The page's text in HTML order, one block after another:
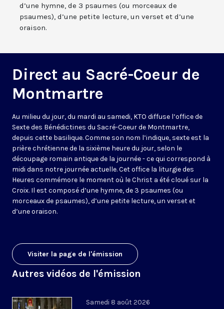
d’une hymne, de 3 psaumes (ou morceaux de
psaumes), d’une petite lecture, un verset et d’une
oraison.
Direct au Sacré-Coeur de
Montmartre
Au milieu du jour, du mardi au samedi, KTO diffuse l’office de
Sexte des Bénédictines du Sacré-Coeur de Montmartre,
depuis cette basilique. Comme son nom l’indique, sexte est la
prière chrétienne de la sixième heure du jour, selon le
découpage romain antique de la journée - ce qui correspond à
midi dans notre journée actuelle. Cet office la liturgie des
Heures commémore le moment où le Christ a été cloué sur la
Croix. Il est composé d’une hymne, de 3 psaumes (ou
morceaux de psaumes), d’une petite lecture, un verset et
d’une oraison.
Visiter la page de l'émission
Autres vidéos de l'émission
Samedi 8 août 2026